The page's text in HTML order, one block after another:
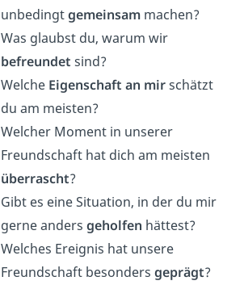
unbedingtgemeinsammachen?
Was glaubst du, warum wir
befreundet sind?
Welche Eigenschaft an mirschätzt
du am meisten?
Welcher Moment in unserer
Freundschaft hat dich am meisten
überrascht?
Gibt es eine Situation, in der du mir
gerne anders geholfen hättest?
Welches Ereignis hat unsere
Freundschaft besonders geprägt?